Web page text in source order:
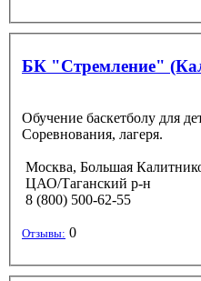
БК "Стремление"
Обучение баскетболу для
Соревнования, лагеря.
Москва, Большая
ЦАО/Таганский р-н
8 (800) 500-62-55
Отзывы: 0